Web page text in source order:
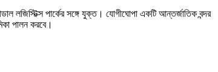
লজিস্টিক্স পার্কের সঙ্গে যুক্ত। যোগীঘোপা একটি আন্তর্জাতিক বন্দর
পালন করবে।